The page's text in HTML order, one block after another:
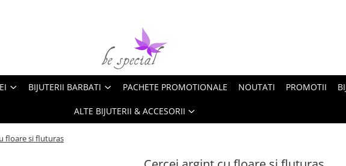
BIJUTERII BARBATI PACHETE PROMOTIONALE NOUTATI PROMOTII
ALTE BIJUTERII & ACCESORII
floare si fluturas